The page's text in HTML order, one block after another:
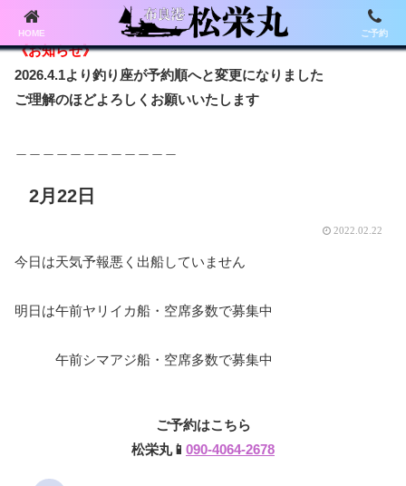
《お知らせ》
2026.4.1より釣り座が予約順へと変更になりました
ご理解のほどよろしくお願いいたします
2月22日
2022.02.22
今日は天気予報悪く出船していません
明日は午前ヤリイカ船・空席多数で募集中
午前シマアジ船・空席多数で募集中
ご予約はこちら
松栄丸📱 090-4064-2678
HOME ご予約